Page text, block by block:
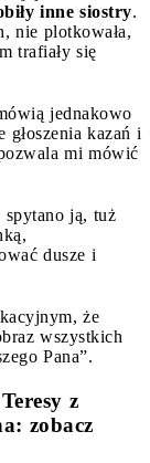
inne siostry.
nie plotkowała,
trafiały się
jednakowo
głoszenia kazań i
mi mówić
ją, tuż
dusze i
że
wszystkich
Pana”.
z
zobacz